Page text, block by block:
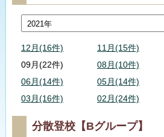
12月(16件) 11月(15件)
09月(22件)
08月(10件)
06月(14件)
05月(14件)
03月(16件)
02月(24件)
分散登校【Bグループ】